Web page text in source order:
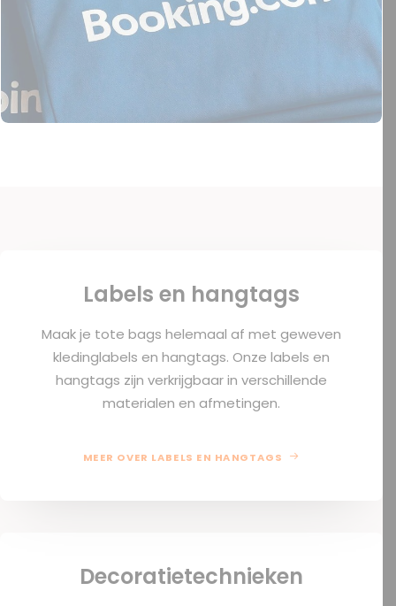
Decoratietechnieken
Labels en hangtags
Maak je tote bags helemaal af met geweven
kledinglabels en hangtags. Onze labels en
hangtags zijn verkrijgbaar in verschillende
materialen en afmetingen.
MEER OVER LABELS EN HANGTAGS